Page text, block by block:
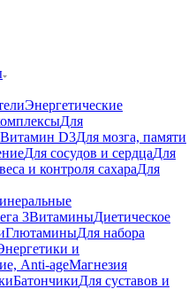
Энергетические
Для
Витамин D3Для мозга, памяти
Для сосудов и сердцаДля
и контроля сахараДля
3ВитаминыДиетическое
ГлютаминыДля набора
и
Anti-ageМагнезия
БатончикиДля суставов и